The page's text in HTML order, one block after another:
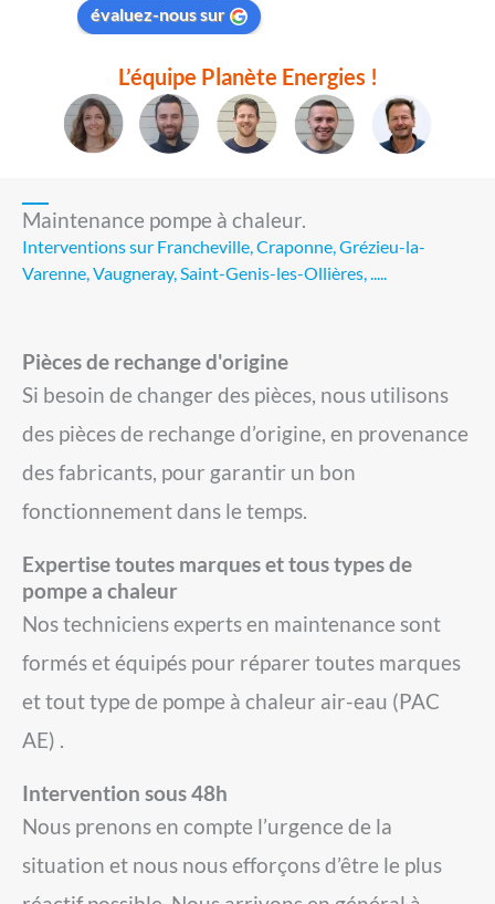
évaluez-nous sur
L’équipe Planète Energies !
Maintenance pompe à chaleur.
Interventions sur Francheville, Craponne, Grézieu-la-
Varenne, Vaugneray, Saint-Genis-les-Ollières, .....
Pièces de rechange d'origine
Si besoin de changer des pièces, nous utilisons
des pièces de rechange d’origine, en provenance
des fabricants, pour garantir un bon
fonctionnement dans le temps.
Expertise toutes marques et tous types de
pompe a chaleur
Nos techniciens experts en maintenance sont
formés et équipés pour réparer toutes marques
et tout type de pompe à chaleur air-eau (PAC
AE) .
Intervention sous 48h
Nous prenons en compte l’urgence de la
situation et nous nous efforçons d’être le plus